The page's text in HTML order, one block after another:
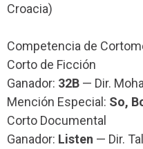
Croacia)
Competencia de
Corto de Ficción
Ganador: 32B — Dir.
Mención Especial: So,
Corto Documental
Ganador: Listen — Dir.